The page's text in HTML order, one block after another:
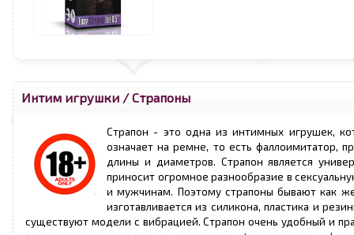
Интим игрушки /Страпоны
Страпон - это одна из интимных игрушек,
означает на ремне, то есть фаллоимитатор,
длины и диаметров. Страпон является
приносит огромное разнообразие в
и мужчинам. Поэтому страпоны бывают как
изготавливается из силикона, пластика и
существуют модели с вибрацией. Страпон очень удобный и